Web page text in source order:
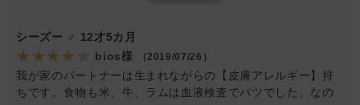
シーズー ♂ 12才5カ月
★★★★★ bios様 （2019/07/26）
我が家のパートナーは生まれながらの【皮膚アレルギー】持
ちです。食物も米、牛、ラムは血液検査でバツでした。なの